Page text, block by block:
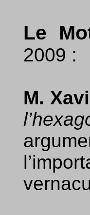
Le
2009 :
M.